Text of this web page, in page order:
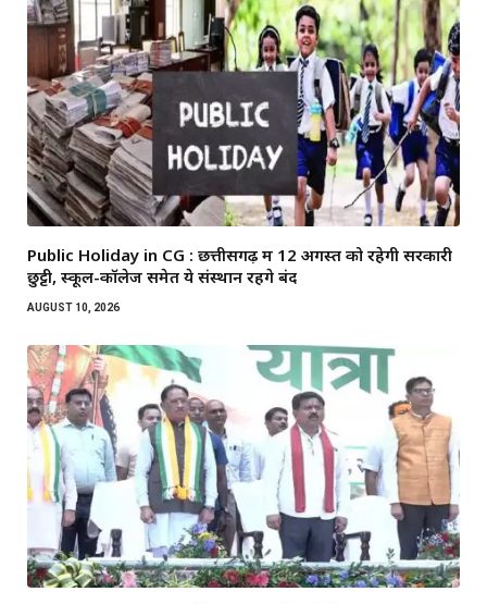
Public Holiday in CG : छत्तीसगढ़ में 12 अगस्त को रहेगी सरकारी
छुट्टी, स्कूल-कॉलेज समेत ये संस्थान रहेंगे बंद
AUGUST 10, 2026